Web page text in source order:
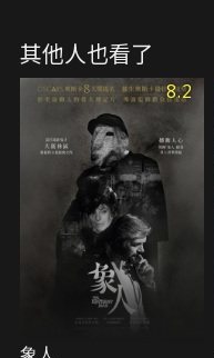
其他人也看了
8.2
象人